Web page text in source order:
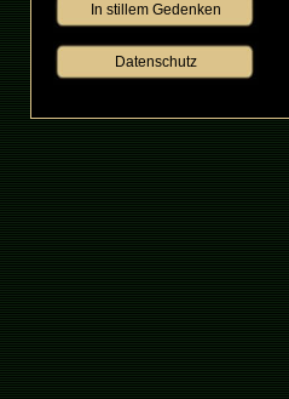
 In stillem Gedenken 
Datenschutz